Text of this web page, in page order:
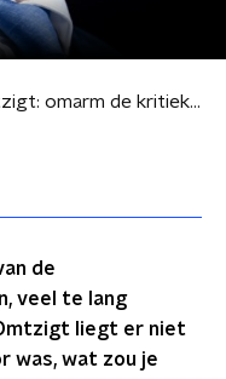
Advies aan Pieter Omtzigt: omarm de kritiek en zeg waaróm je soms emotioneel wordt
de
veel te lang
liegt er niet
was, wat zou je